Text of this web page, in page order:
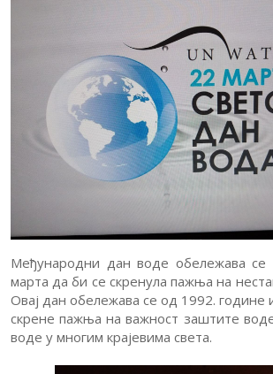
Актуелности
Вести
Обавештења
родитеље
Критеријуми
оцењивања
Документа
Јавне
набавке
Контакт
Међународни дан воде обележава се
марта да би се скренула пажња на
Овај дан обележава се од 1992. године
скрене пажња на важност заштите
воде у многим крајевима света.